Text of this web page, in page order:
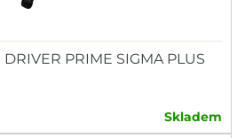
PRIME SIGMA PLUS
Skladem